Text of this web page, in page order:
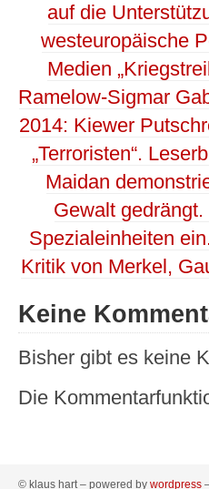
auf die
westeuropäische
Medien
Ramelow-Sigmar
2014: Kiewer
„Terroristen“.
Maidan
Gewalt
Spezialeinheiten
Kritik von Merkel,
Keine
Bisher gibt es keine
Die
© klaus hart – powered by wordpress